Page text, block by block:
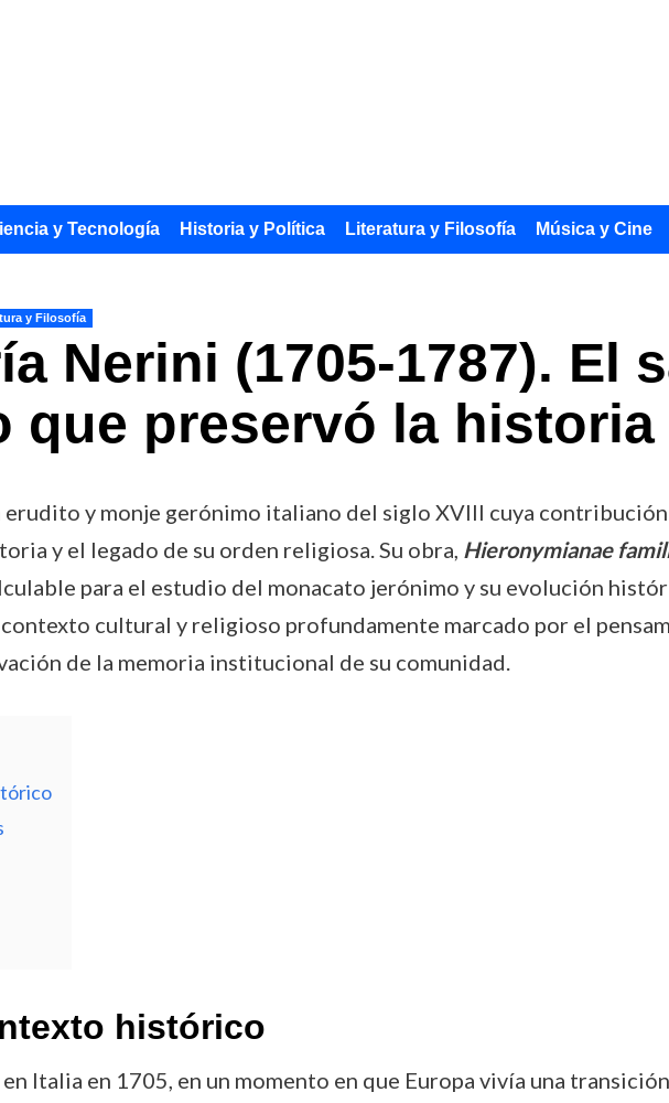
y Tecnología Historia y Política Literatura y Filosofía Música y Cine
y Filosofía
Nerini (1705-1787). El
que preservó la
erudito y monje gerónimo italiano del siglo XVIII cuya
y el legado de su orden religiosa. Su obra, Hieronymianae
para el estudio del monacato jerónimo y su evolución
cultural y religioso profundamente marcado por el
de la memoria institucional de su comunidad.
histórico
Italia en 1705, en un momento en que Europa vivía una